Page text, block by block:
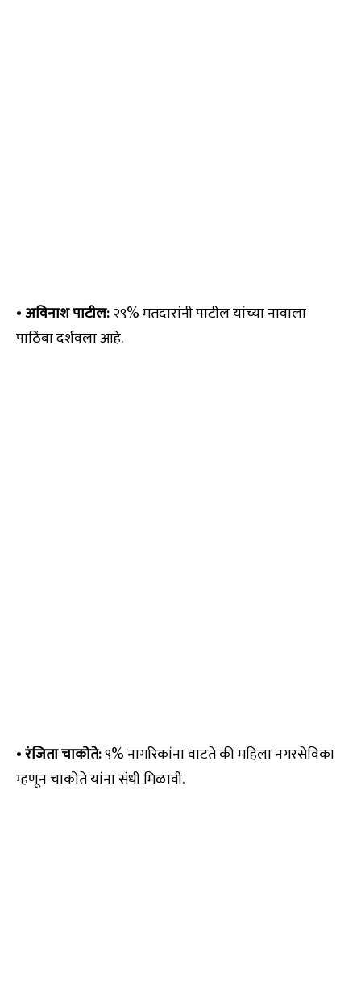
•अविनाश पाटील:२९% मतदारांनी पाटील यांच्या नावाला
पाठिंबा दर्शवला आहे.
•रंजिता चाकोते:९% नागरिकांना वाटते की महिला नगरसेविका
म्हणून चाकोते यांना संधी मिळावी.